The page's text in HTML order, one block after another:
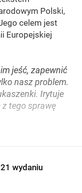
Polski,
celem jest
Europejskiej
jeść, zapewnić
nasz problem.
Irytuje
tego sprawę
wydaniu